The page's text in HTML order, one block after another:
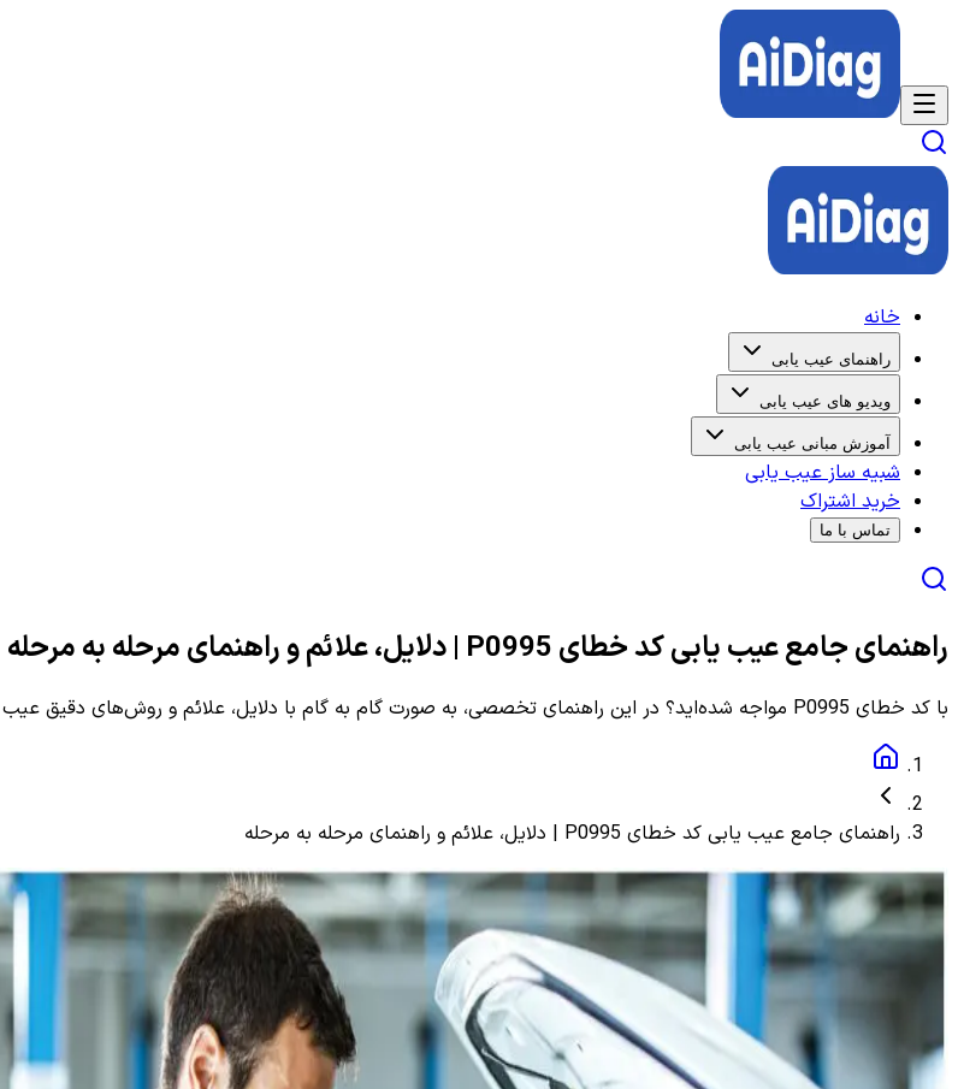
خانه
راهنمای عیب یابی
ویدیو های عیب یابی
آموزش مبانی عیب یابی
شبیه ساز عیب یابی
خرید اشتراک
تماس با ما
راهنمای جامع عیب یابی کد خطای P0995 | دلایل، علائم و راهنمای مرحله به مرحله
با کد خطای P0995 مواجه شده‌اید؟ در این راهنمای تخصصی، به صورت گام به گام با دلایل، علائم و روش‌های دقیق عیب یابی و رفع این ارور آشنا شوید.
راهنمای جامع عیب یابی کد خطای P0995 | دلایل، علائم و راهنمای مرحله به مرحله